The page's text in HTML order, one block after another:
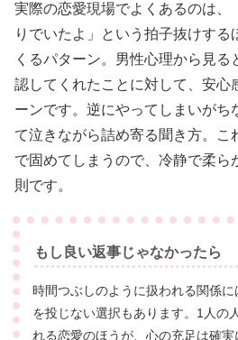
実際の恋愛現場でよくあるのは、
りでいたよ」という拍子抜けする
くるパターン。男性心理から見る
認してくれたことに対して、安心
ーンです。逆にやってしまいがち
て泣きながら詰め寄る聞き方。こ
で固めてしまうので、冷静で柔ら
則です。
もし良い返事じゃなかったら
時間つぶしのように扱われる関係
を投じない選択もあります。1人の
れる恋愛のほうが、心の充足は確